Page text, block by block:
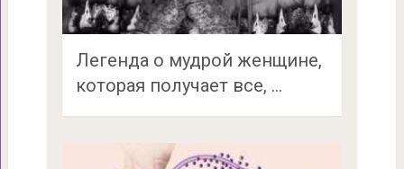
Легенда о мудрой женщине,
которая получает все, …